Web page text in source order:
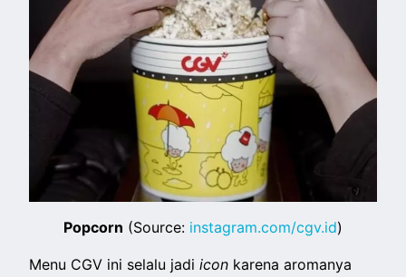
Popcorn (Source: instagram.com/cgv.id)
Menu CGV ini selalu jadiicon karena aromanya